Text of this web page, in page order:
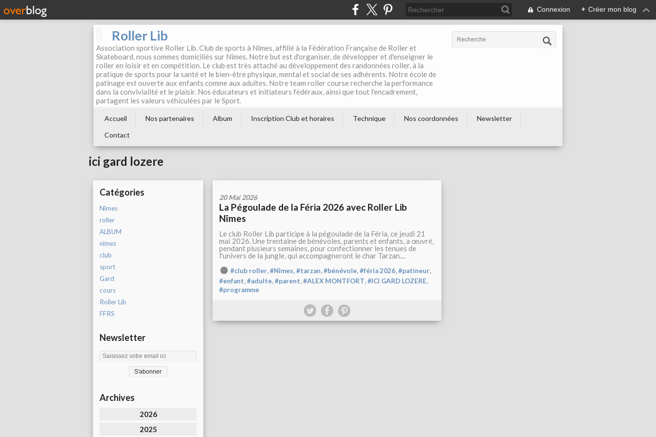
Connexion + Créer mon blog
Roller Lib
Association sportive Roller Lib. Club de sports à Nîmes, affilié à la Fédération Française de Roller et
Skateboard, nous sommes domiciliés sur Nîmes. Notre but est d'organiser, de développer et d'enseigner le
roller en loisir et en compétition. Le club est très attaché au développement des randonnées roller, à la
pratique de sports pour la santé et le bien-être physique, mental et social de ses adhérents. Notre école de
patinage est ouverte aux enfants comme aux adultes. Notre team roller course recherche la performance
dans la convivialité et le plaisir. Nos éducateurs et initiateurs fédéraux, ainsi que tout l’encadrement,
partagent les valeurs véhiculées par le Sport.
Accueil Nos partenaires Album Inscription Club et horaires Technique Nos coordonnées
Newsletter
Contact
ici gard lozere
Catégories
Nîmes
roller
ALBUM
nimes
club
sport
Gard
cours
Roller Lib
FFRS
Newsletter
Archives
2026
2025
20 Mai 2026
La Pégoulade de la Féria 2026 avec Roller Lib
Nîmes
Le club Roller Lib participe à la pégoulade de la Féria, ce jeudi 21
mai 2026. Une trentaine de bénévoles, parents et enfants, a œuvré,
pendant plusieurs semaines, pour confectionner les tenues de
l'univers de la jungle, qui accompagneront le char Tarzan....
#club roller,#Nîmes,#tarzan,#bénévole,#féria 2026,#patineur,
#enfant,#adulte,#parent,#ALEX MONTFORT,#ICI GARD LOZERE,
#programme